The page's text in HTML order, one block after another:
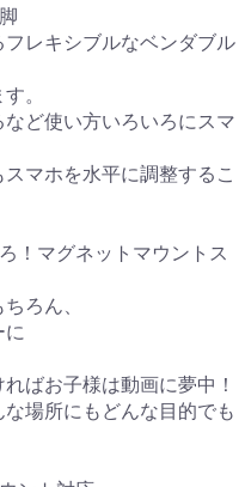
レキシブルなベンダブル
。
ど使い方いろいろにスマ
マホを水平に調整するこ
！マグネットマウントス
ろん、
に
ばお子様は動画に夢中！
場所にもどんな目的でも